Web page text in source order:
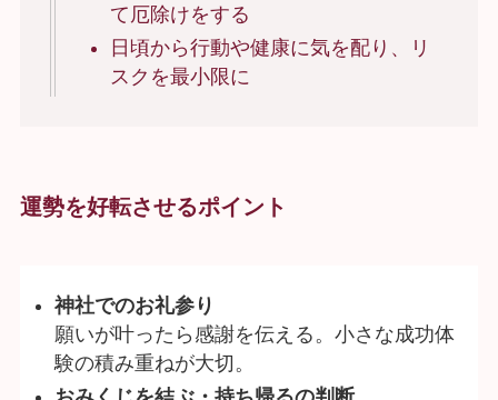
て厄除けをする
日頃から行動や健康に気を配り、リ
スクを最小限に
運勢を好転させるポイント
神社でのお礼参り
願いが叶ったら感謝を伝える。小さな成功体
験の積み重ねが大切。